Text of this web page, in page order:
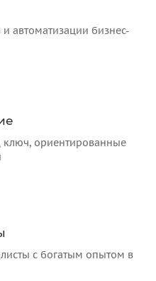
и автоматизации бизнес-
ориентированные
с богатым опытом в